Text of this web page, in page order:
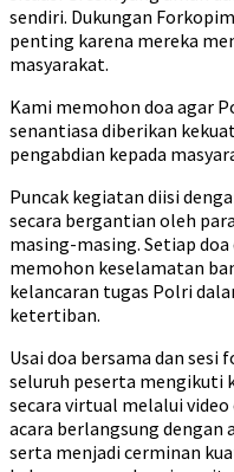
sendiri. Dukungan
penting karena mereka
masyarakat.
Kami memohon doa agar
senantiasa diberikan
pengabdian kepada
Puncak kegiatan diisi
secara bergantian oleh
masing-masing. Setiap
memohon keselamatan
kelancaran tugas Polri
ketertiban.
Usai doa bersama dan
seluruh peserta mengikuti
secara virtual melalui
acara berlangsung
serta menjadi cerminan